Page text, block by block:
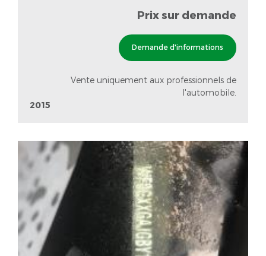
Prix sur demande
Demande d'informations
Vente uniquement aux professionnels de
l'automobile.
2015